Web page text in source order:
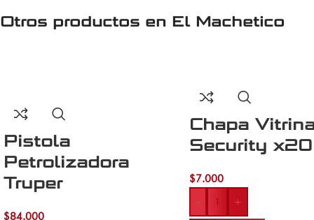
Otros productos en El Machetico
Pistola
Petrolizadora
Truper
$84.000
Chapa
Security
$7.000
-
+